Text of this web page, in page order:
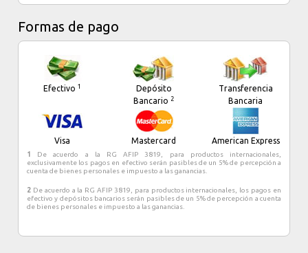
como una feria y venden variados e intensos tragos.
la mayoria de estos hoteles son frente al mar cruzando la
avenida principal. Fiesta, diversión, historia y buenas playas
es lo que te espera en Porto Seguro
Formas de pago
Efectivo 1
Depósito
Bancario 2
Transferencia
Bancaria
Visa Mastercard American Express
1
De acuerdo a la RG AFIP 3819, para productos internacionales,
exclusivamente los pagos en efectivo serán pasibles de un 5% de percepción a
cuenta de bienes personales e impuesto a las ganancias.
2 De acuerdo a la RG AFIP 3819, para productos internacionales, los pagos en
efectivo y depósitos bancarios serán pasibles de un 5% de percepción a cuenta
de bienes personales e impuesto a las ganancias.